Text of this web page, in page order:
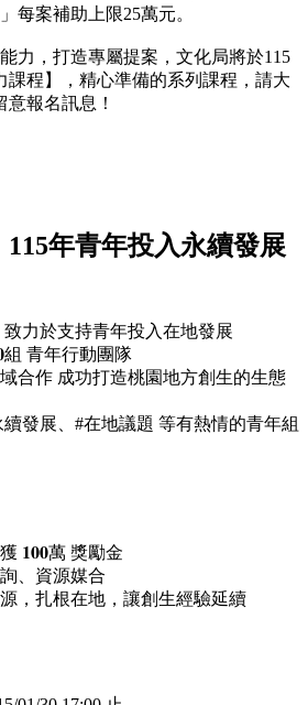
每案補助上限25萬元。
力，打造專屬提案，文化局將於115
課程】，精心準備的系列課程，請大
報名訊息！
115年青年投入永續發展
力於支持青年投入在地發展
組 青年行動團隊
合作 成功打造桃園地方創生的生態
發展、#在地議題 等有熱情的青年組
𝟏𝟎𝟎萬 獎勵金
、資源媒合
，扎根在地，讓創生經驗延續